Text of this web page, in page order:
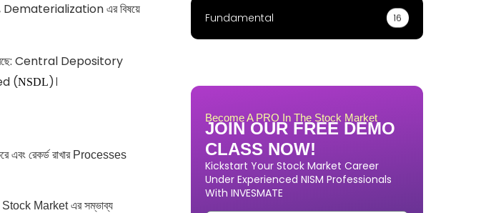
Dematerialization এর বিষয়ে
Central Depository
(NSDL)।
রেকর্ড রাখার Processes
Stock Market এর সম্ভাব্য
Fundamental 16
Become A PRO In The Stock Market
JOIN OUR FREE DEMO
CLASS NOW!
Kickstart Your Stock Market Career
Under Experienced NISM Professionals
With INVESMATE